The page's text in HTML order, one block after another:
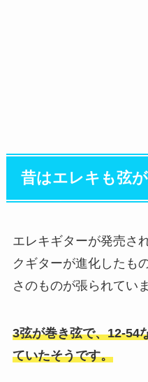
昔はエレキも弦
エレキギターが発売さ
クギターが進化したも
さのものが張られてい
3弦が巻き弦で、12‐54
ていたそうです。